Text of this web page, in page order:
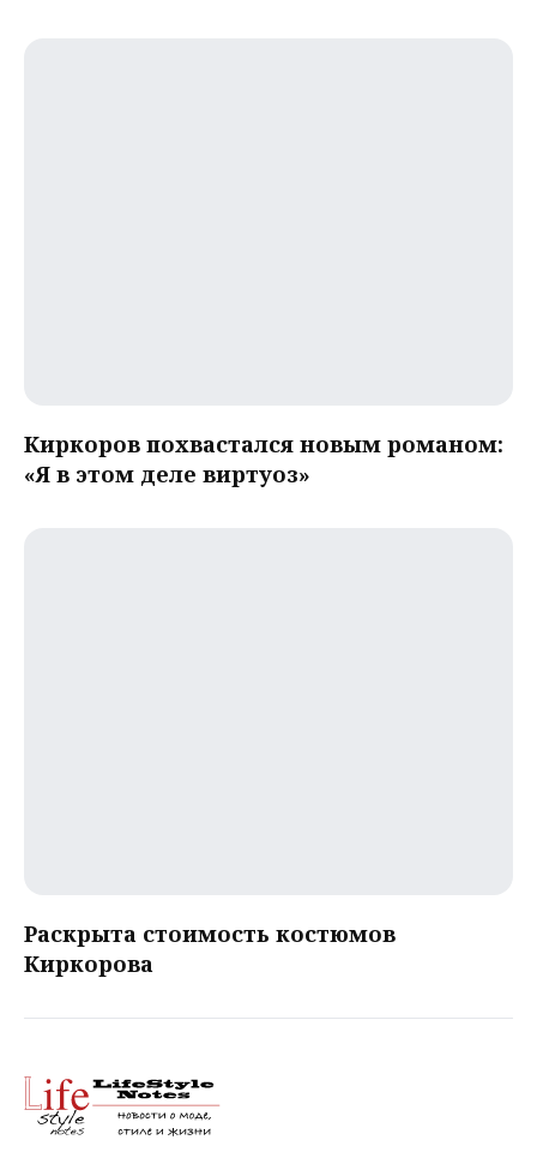
Киркоров похвастался новым романом:
«Я в этом деле виртуоз»
Раскрыта стоимость костюмов
Киркорова